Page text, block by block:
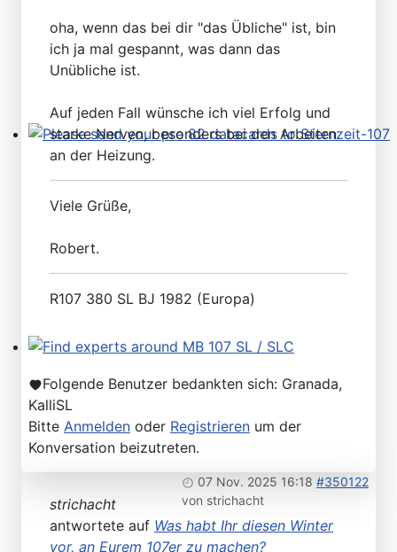
Please send your pre 82 datacards to Sternzeit-107
oha, wenn das bei dir "das Übliche" ist, bin
ich ja mal gespannt, was dann das
Unübliche ist.
Auf jeden Fall wünsche ich viel Erfolg und
starke Nerven, besonders bei den Arbeiten
an der Heizung.
Viele Grüße,
Robert.
R107 380 SL BJ 1982 (Europa)
Folgende Benutzer bedankten sich: Granada,
KalliSL
Bitte Anmelden oder Registrieren um der
Konversation beizutreten.
07 Nov. 2025 16:18 #350122
von strichacht
strichacht
antwortete auf Was habt Ihr diesen Winter
vor, an Eurem 107er zu machen?